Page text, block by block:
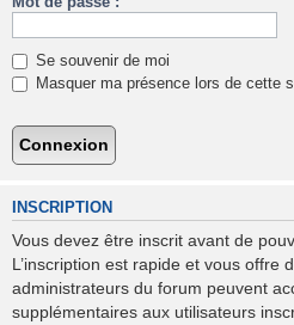
Se souvenir de moi
Masquer ma présence lors de cette
INSCRIPTION
Vous devez être inscrit avant de
L’inscription est rapide et vous offre
administrateurs du forum peuvent
supplémentaires aux utilisateurs